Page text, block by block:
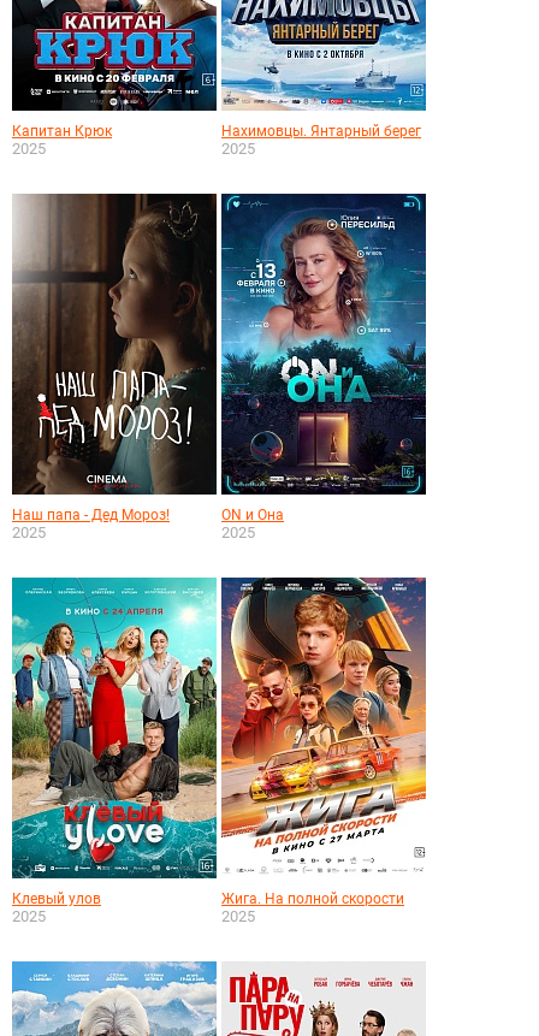
Капитан Крюк
2025
Нахимовцы. Янтарный берег
2025
Наш папа - Дед Мороз!
2025
ON и Она
2025
Клевый улов
2025
Жига. На полной скорости
2025